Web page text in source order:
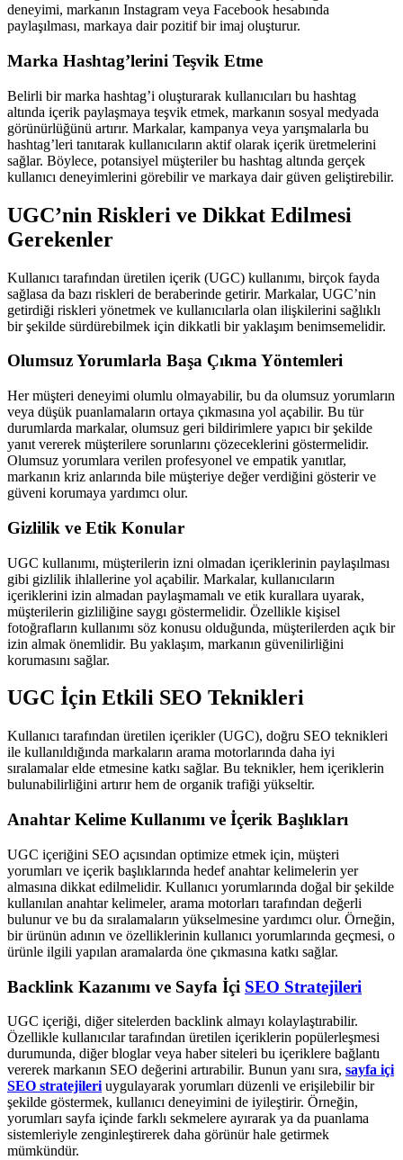
deneyimi, markanın Instagram veya Facebook hesabında
paylaşılması, markaya dair pozitif bir imaj oluşturur.
Marka Hashtag’lerini Teşvik Etme
Belirli bir marka hashtag’i oluşturarak kullanıcıları bu hashtag
altında içerik paylaşmaya teşvik etmek, markanın sosyal medyada
görünürlüğünü artırır. Markalar, kampanya veya yarışmalarla bu
hashtag’leri tanıtarak kullanıcıların aktif olarak içerik üretmelerini
sağlar. Böylece, potansiyel müşteriler bu hashtag altında gerçek
kullanıcı deneyimlerini görebilir ve markaya dair güven geliştirebilir.
UGC’nin Riskleri ve Dikkat Edilmesi
Gerekenler
Kullanıcı tarafından üretilen içerik (UGC) kullanımı, birçok fayda
sağlasa da bazı riskleri de beraberinde getirir. Markalar, UGC’nin
getirdiği riskleri yönetmek ve kullanıcılarla olan ilişkilerini sağlıklı
bir şekilde sürdürebilmek için dikkatli bir yaklaşım benimsemelidir.
Olumsuz Yorumlarla Başa Çıkma Yöntemleri
Her müşteri deneyimi olumlu olmayabilir, bu da olumsuz yorumların
veya düşük puanlamaların ortaya çıkmasına yol açabilir. Bu tür
durumlarda markalar, olumsuz geri bildirimlere yapıcı bir şekilde
yanıt vererek müşterilere sorunlarını çözeceklerini göstermelidir.
Olumsuz yorumlara verilen profesyonel ve empatik yanıtlar,
markanın kriz anlarında bile müşteriye değer verdiğini gösterir ve
güveni korumaya yardımcı olur.
Gizlilik ve Etik Konular
UGC kullanımı, müşterilerin izni olmadan içeriklerinin paylaşılması
gibi gizlilik ihlallerine yol açabilir. Markalar, kullanıcıların
içeriklerini izin almadan paylaşmamalı ve etik kurallara uyarak,
müşterilerin gizliliğine saygı göstermelidir. Özellikle kişisel
fotoğrafların kullanımı söz konusu olduğunda, müşterilerden açık bir
izin almak önemlidir. Bu yaklaşım, markanın güvenilirliğini
korumasını sağlar.
UGC İçin Etkili SEO Teknikleri
Kullanıcı tarafından üretilen içerikler (UGC), doğru SEO teknikleri
ile kullanıldığında markaların arama motorlarında daha iyi
sıralamalar elde etmesine katkı sağlar. Bu teknikler, hem içeriklerin
bulunabilirliğini artırır hem de organik trafiği yükseltir.
Anahtar Kelime Kullanımı ve İçerik Başlıkları
UGC içeriğini SEO açısından optimize etmek için, müşteri
yorumları ve içerik başlıklarında hedef anahtar kelimelerin yer
almasına dikkat edilmelidir. Kullanıcı yorumlarında doğal bir şekilde
kullanılan anahtar kelimeler, arama motorları tarafından değerli
bulunur ve bu da sıralamaların yükselmesine yardımcı olur. Örneğin,
bir ürünün adının ve özelliklerinin kullanıcı yorumlarında geçmesi, o
ürünle ilgili yapılan aramalarda öne çıkmasına katkı sağlar.
Backlink Kazanımı ve Sayfa İçi SEO Stratejileri
UGC içeriği, diğer sitelerden backlink almayı kolaylaştırabilir.
Özellikle kullanıcılar tarafından üretilen içeriklerin popülerleşmesi
durumunda, diğer bloglar veya haber siteleri bu içeriklere bağlantı
vererek markanın SEO değerini artırabilir. Bunun yanı sıra, sayfa içi
SEO stratejileri uygulayarak yorumları düzenli ve erişilebilir bir
şekilde göstermek, kullanıcı deneyimini de iyileştirir. Örneğin,
yorumları sayfa içinde farklı sekmelere ayırarak ya da puanlama
sistemleriyle zenginleştirerek daha görünür hale getirmek
mümkündür.